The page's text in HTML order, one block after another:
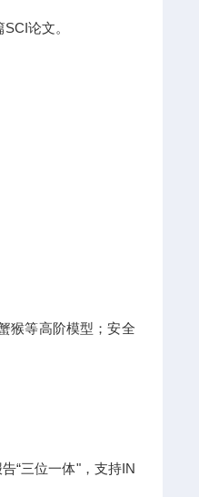
论文。
猴等高阶模型；安全
“三位一体"，支持IN